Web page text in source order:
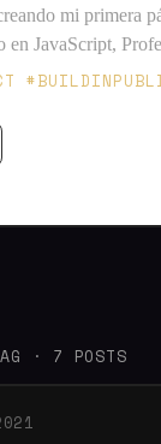
mi primera
JavaScript,
- 🇲🇽 🇨🇴
· 7 POSTS